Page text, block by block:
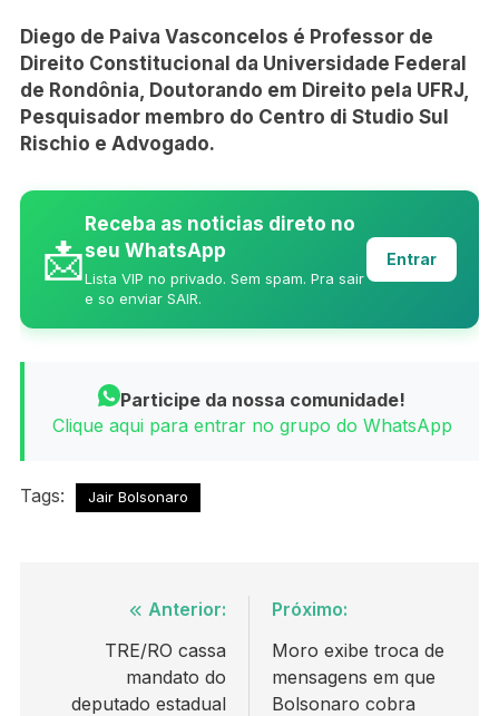
Diego de Paiva Vasconcelos é Professor de
Direito Constitucional da Universidade Federal
de Rondônia, Doutorando em Direito pela UFRJ,
Pesquisador membro do Centro di Studio Sul
Rischio e Advogado.
📩
Receba as noticias direto no
seu WhatsApp
Lista VIP no privado. Sem spam. Pra sair
e so enviar SAIR.
Entrar
Participe da nossa comunidade!
Clique aqui para entrar no grupo do WhatsApp
Tags: Jair Bolsonaro
Navegação
Post
Anterior:
TRE/RO cassa
mandato do
deputado estadual
Próximo:
Moro exibe troca de
mensagens em que
Bolsonaro cobra